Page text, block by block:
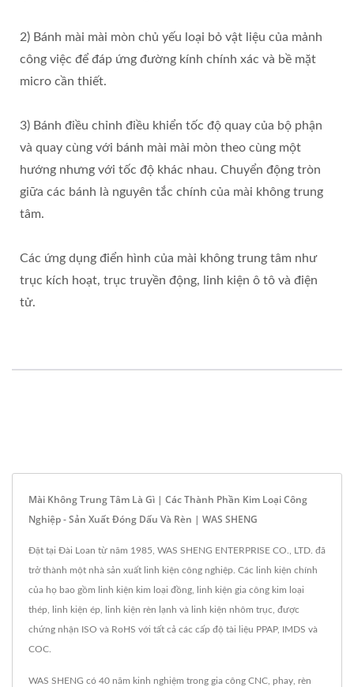
2) Bánh mài mài mòn chủ yếu loại bỏ vật liệu của mảnh
công việc để đáp ứng đường kính chính xác và bề mặt
micro cần thiết.
3) Bánh điều chỉnh điều khiển tốc độ quay của bộ phận
và quay cùng với bánh mài mài mòn theo cùng một
hướng nhưng với tốc độ khác nhau. Chuyển động tròn
giữa các bánh là nguyên tắc chính của mài không trung
tâm.
Các ứng dụng điển hình của mài không trung tâm như
trục kích hoạt, trục truyền động, linh kiện ô tô và điện
tử.
Mài Không Trung Tâm Là Gì | Các Thành Phần Kim Loại Công
Nghiệp - Sản Xuất Đóng Dấu Và Rèn | WAS SHENG
Đặt tại Đài Loan từ năm 1985, WAS SHENG ENTERPRISE CO., LTD. đã
trở thành một nhà sản xuất linh kiện công nghiệp. Các linh kiện chính
của họ bao gồm linh kiện kim loại đồng, linh kiện gia công kim loại
thép, linh kiện ép, linh kiện rèn lạnh và linh kiện nhôm trục, được
chứng nhận ISO và RoHS với tất cả các cấp độ tài liệu PPAP, IMDS và
COC.
WAS SHENG có 40 năm kinh nghiệm trong gia công CNC, phay, rèn